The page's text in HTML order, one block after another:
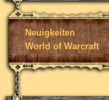
Neuigkeiten
World of Warcraft